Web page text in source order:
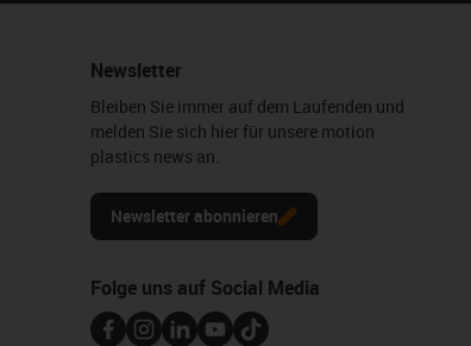
Newsletter
Bleiben Sie immer auf dem Laufenden und
melden Sie sich hier für unsere motion
plastics news an.
Newsletter abonnieren
Folge uns auf Social Media